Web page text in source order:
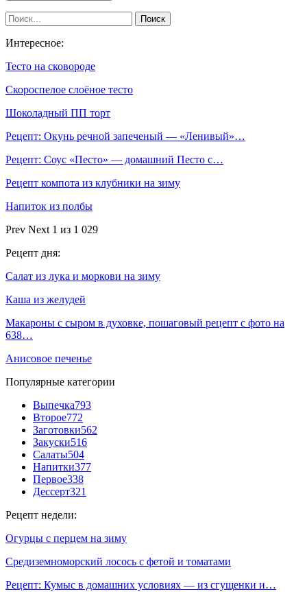
Интересное:
Тесто на сковороде
Скороспелое слоёное тесто
Шоколадный ПП торт
Рецепт: Окунь речной запеченый — «Ленивый»…
Рецепт: Соус «Песто» — домашний Песто с…
Рецепт компота из клубники на зиму
Напиток из полбы
Prev Next 1 из 1 029
Рецепт дня:
Салат из лука и моркови на зиму
Каша из желудей
Макароны с сыром в духовке, пошаговый рецепт с фото на
638…
Анисовое печенье
Популярные категории
Выпечка793
Второе772
Заготовки562
Закуски516
Салаты504
Напитки377
Первое338
Дессерт321
Рецепт недели:
Огурцы с перцем на зиму
Средиземноморский лосось с фетой и томатами
Рецепт: Кумыс в домашних условиях — из сгущенки и…